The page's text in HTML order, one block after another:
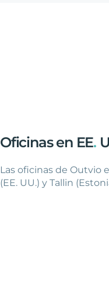
Oficinas en EE.
Las oficinas de Outvio
(EE. UU.) y Tallin